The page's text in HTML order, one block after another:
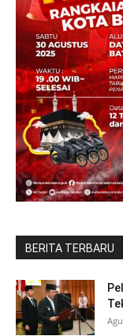
BERITA TERBARU